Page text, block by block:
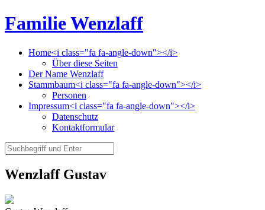
Familie Wenzlaff
Home<i class="fa fa-angle-down"></i>
Über diese Seiten
Der Name Wenzlaff
Stammbaum<i class="fa fa-angle-down"></i>
Personen
Impressum<i class="fa fa-angle-down"></i>
Datenschutz
Kontaktformular
Wenzlaff Gustav